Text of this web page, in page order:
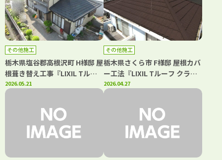
その他施工
栃木県塩谷郡高根沢町 H様邸 屋
根葺き替え工事『LIXIL Tルー
フ クラシックR』
2026.05.21
その他施工
栃木県さくら市 F様邸 屋根カバ
ー工法『LIXIL Tルーフ クラシ
ックR』
2026.04.27